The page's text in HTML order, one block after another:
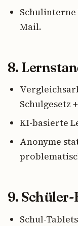
Mail.
8.
Schulgesetz
KI-basierte
Anonyme
9.
Schul-